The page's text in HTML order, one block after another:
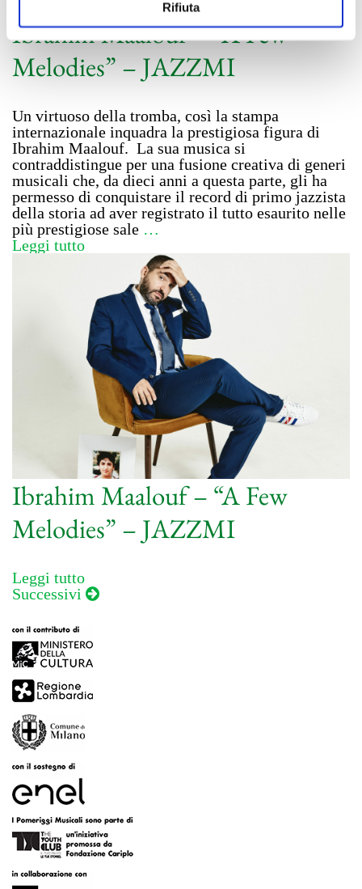
Rifiuta
Ibrahim Maalouf – “A Few
Melodies” – JAZZMI
Un virtuoso della tromba, così la stampa
internazionale inquadra la prestigiosa figura di
Ibrahim Maalouf. La sua musica si
contraddistingue per una fusione creativa di generi
musicali che, da dieci anni a questa parte, gli ha
permesso di conquistare il record di primo jazzista
della storia ad aver registrato il tutto esaurito nelle
più prestigiose sale …
Leggi tutto
Ibrahim Maalouf – “A Few
Melodies” – JAZZMI
Leggi tutto
Navigazione
articoli
Successivi